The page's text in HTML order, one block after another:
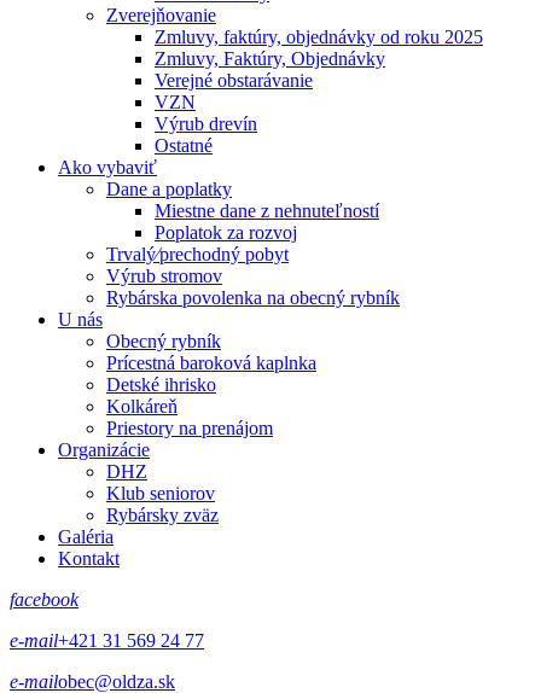
Zverejňovanie
Zmluvy, faktúry, objednávky od roku 2025
Zmluvy, Faktúry, Objednávky
Verejné obstarávanie
VZN
Výrub drevín
Ostatné
Ako vybaviť
Dane a poplatky
Miestne dane z nehnuteľností
Poplatok za rozvoj
Trvalý⁄prechodný pobyt
Výrub stromov
Rybárska povolenka na obecný rybník
U nás
Obecný rybník
Prícestná baroková kaplnka
Detské ihrisko
Kolkáreň
Priestory na prenájom
Organizácie
DHZ
Klub seniorov
Rybársky zväz
Galéria
Kontakt
facebook
e-mail+421 31 569 24 77
e-mailobec@oldza.sk